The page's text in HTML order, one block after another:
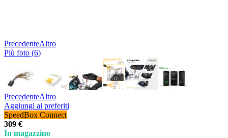
PrecedenteAltro
Più foto (6)
PrecedenteAltro
Aggiungi ai preferiti
SpeedBox Connect
309 €
In magazzino